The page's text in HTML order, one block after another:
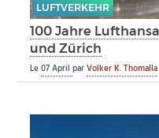
LUFTVERKEHR
100 Jahre
und Zürich
Le07 AprilparVolker K. Thomalla